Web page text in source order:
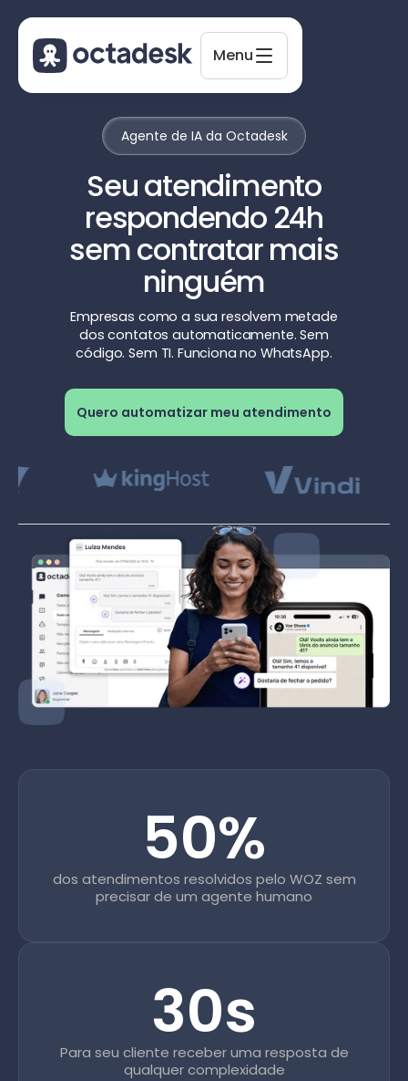
Menu
Agente de IA da Octadesk
Seu atendimento
respondendo 24h
sem contratar mais
ninguém
Empresas como a sua resolvem metade
dos contatos automaticamente. Sem
código. Sem TI. Funciona no WhatsApp.
Quero automatizar meu atendimento
50%
dos atendimentos resolvidos pelo WOZ sem
precisar de um agente humano
30s
Para seu cliente receber uma resposta de
qualquer complexidade
Octadesk